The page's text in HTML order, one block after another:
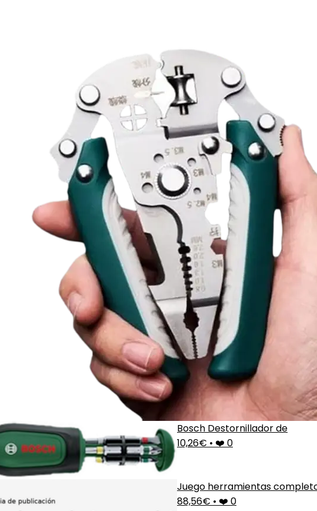
Bosch Destornillador de
10,26€ • ❤️ 0
Juego herramientas
88,56€ • ❤️ 0